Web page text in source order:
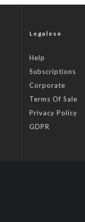
Legalese
Help
Subscriptions
Corporate
Terms Of Sale
Privacy Policy
GDPR